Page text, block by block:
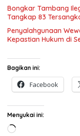
Bongkar Tambang
Tangkap 83
Penyalahgunaan
Kepastian Hukum di
Bagikan ini:
Facebook
Menyukai ini:
Memuat...